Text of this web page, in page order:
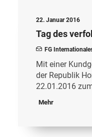
22. Januar 2016
Tag des
FG
Mit einer
der Republik
22.01.2016
Mehr